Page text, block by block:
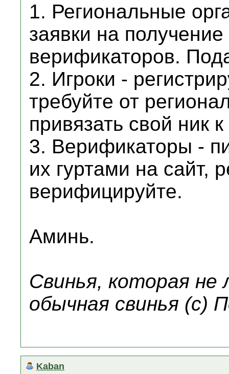
1. Региональные
заявки на
верификаторов.
2. Игроки -
требуйте от
привязать свой ник
3. Верификаторы -
их гуртами на сайт,
верифицируйте.
Аминь.
Свинья, которая
обычная свинья (с)
Kaban